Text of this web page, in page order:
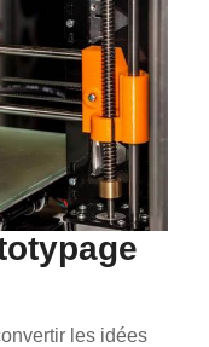
les idées